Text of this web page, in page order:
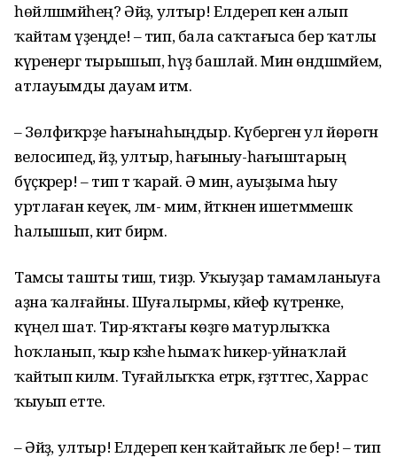
һөйләшмәйһең? Әйҙә, ултыр! Елдереп кенә алып
ҡайтам үҙеңде! – тип, бала саҡтағыса бер ҡатлы
күренергә тырышып, һүҙ башлай. Мин өндәшмәйем,
атлауымды дауам итәм.
– Зөлфиҡәрҙе һағынаһыңдыр. Күберәген ул йөрөгән
велосипед, әйҙә, ултыр, һағыныу-һағыштарың
бүҫкәрер! – тип тә ҡарай. Ә мин, ауыҙыма һыу
уртлаған кеүек, ләм- мим, әйткәнен ишетмәмешкә
һалышып, китә бирәм.
Тамсы ташты тишә, тиҙәр. Уҡыуҙар тамамланыуға
аҙна ҡалғайны. Шуғалырмы, кәйеф күтәренке,
күңел шат. Тирә-яҡтағы көҙгө матурлыҡҡа
һоҡланып, ҡыр кәзәһе һымаҡ һикерә-уйнаҡлай
ҡайтып киләм. Туғайлыҡҡа етәрәк, ғәҙәттәгесә, Харрас
ҡыуып етте.
– Әйҙә, ултыр! Елдереп кенә ҡайтайыҡ әле бер! – тип